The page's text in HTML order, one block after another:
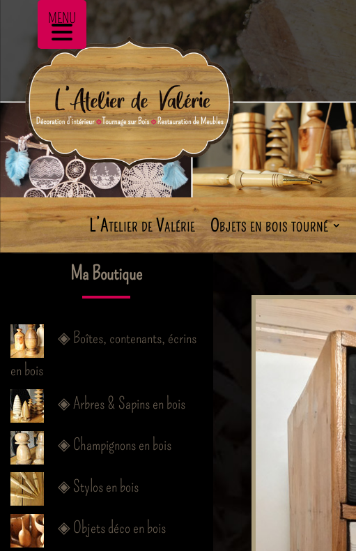
L’Atelier de Valérie Objets en bois tourné
Ma Boutique
◈ Boîtes, contenants, écrins
en bois
◈ Arbres & Sapins en bois
◈ Champignons en bois
◈ Stylos en bois
◈ Objets déco en bois
MENU